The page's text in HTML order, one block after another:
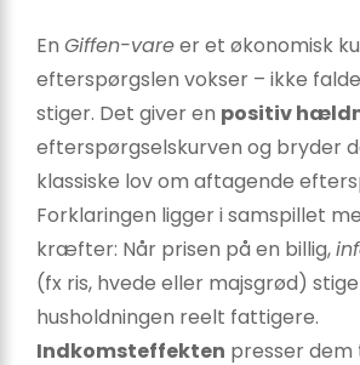
En Giffen-vareer et økonomisk
efterspørgslen vokser – ikke
stiger. Det giver en positiv
efterspørgselskurven og bryder
klassiske lov om aftagende
Forklaringen ligger i samspillet
kræfter: Når prisen på en billig,
(fx ris, hvede eller majsgrød)
husholdningen reelt fattigere.
Indkomsteffekten presser dem